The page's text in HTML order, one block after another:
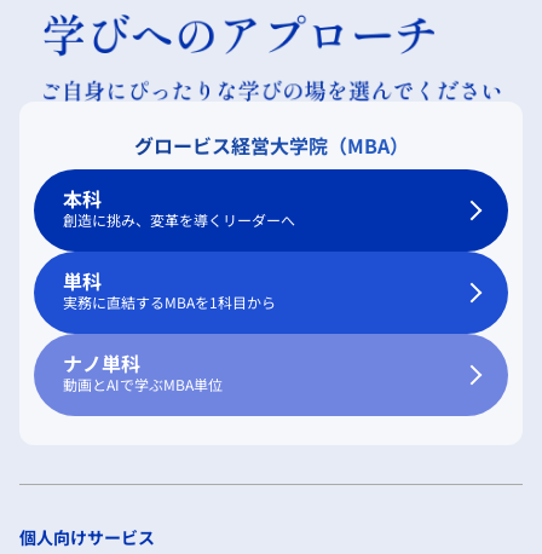
グロービス経営大学院（MBA）
本科
創造に挑み、変革を導くリーダーへ
単科
実務に直結するMBAを1科目から
ナノ単科
動画とAIで学ぶMBA単位
個人向けサービス